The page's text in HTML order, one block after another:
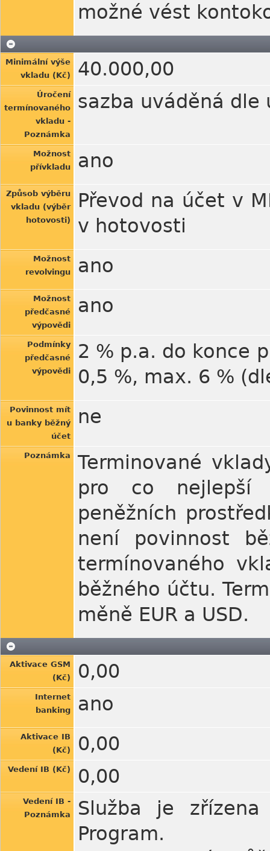
možné vést
Minimální výše
vkladu (Kč)
40.000,00
Úročení
termínovaného
vkladu -
Poznámka
sazba uváděná dle
Možnost
přívkladu
ano
Způsob výběru
vkladu (výběr
hotovosti)
Převod na účet v
v hotovosti
Možnost
revolvingu
ano
Možnost
předčasné
výpovědi
ano
Podmínky
předčasné
výpovědi
2 % p.a. do konce
0,5 %, max. 6 %
Povinnost mít
u banky běžný
účet
ne
Poznámka
Terminované
pro co nejlepší
peněžních
není povinnost
termínovaného
běžného účtu.
měně EUR a USD.
Aktivace GSM
(Kč)
0,00
Internet
banking
ano
Aktivace IB
(Kč)
0,00
Vedení IB (Kč) 0,00
Vedení IB -
Poznámka
Služba je
Program.